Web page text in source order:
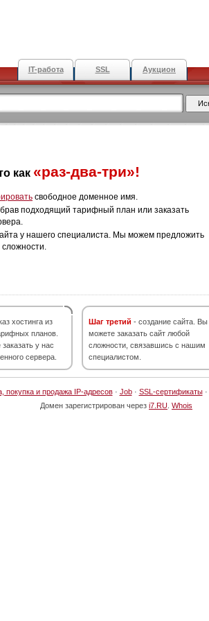
IT-работа SSL Аукцион
как «раз-два-три»!
свободное доменное имя.
подходящий тарифный план или заказать
у нашего специалиста. Мы можем предложить
хостинга из
планов.
у нас
сервера.
Шаг третий - создание сайта. Вы
можете заказать сайт любой
сложности, связавшись с нашим
специалистом.
покупка и продажа IP-адресов· Job· SSL-сертификаты·
Домен зарегистрирован через i7.RU Whois